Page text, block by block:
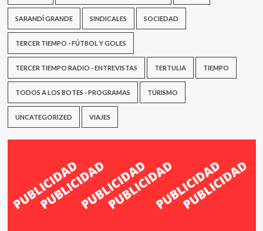
SARANDÍ GRANDE SINDICALES SOCIEDAD
TERCER TIEMPO - FÚTBOL Y GOLES
TERCER TIEMPO RADIO - ENTREVISTAS TERTULIA TIEMPO
TODOS A LOS BOTES - PROGRAMAS TURISMO
UNCATEGORIZED VIAJES